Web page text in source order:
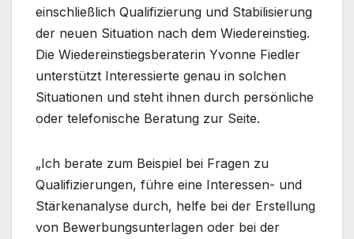
einschließlich Qualifizierung und Stabilisierung
der neuen Situation nach dem Wiedereinstieg.
Die Wiedereinstiegsberaterin Yvonne Fiedler
unterstützt Interessierte genau in solchen
Situationen und steht ihnen durch persönliche
oder telefonische Beratung zur Seite.
„Ich berate zum Beispiel bei Fragen zu
Qualifizierungen, führe eine Interessen- und
Stärkenanalyse durch, helfe bei der Erstellung
von Bewerbungsunterlagen oder bei der